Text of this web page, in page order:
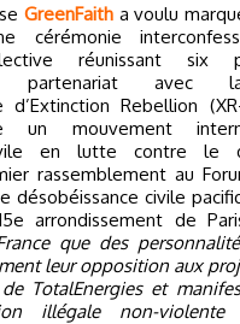
GreenFaitha voulu
cérémonie
réunissant six
partenariat avec
d’Extinction Rebellion
un mouvement
en lutte contre le
rassemblement au
désobéissance civile
arrondissement de
que des
leur opposition aux
TotalEnergies et
illégale non-violente